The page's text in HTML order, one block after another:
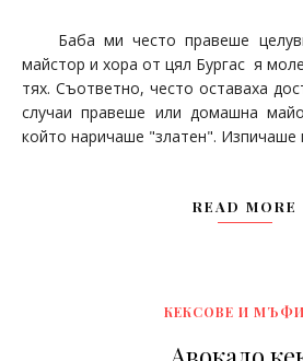
Баба ми често правеше
майстор и хора от цял Бургас я
тях. Съответно, често оставаха
случаи правеше или домашна
който наричаше "златен". Изпичаше
READ MORE
КЕКСОВЕ И